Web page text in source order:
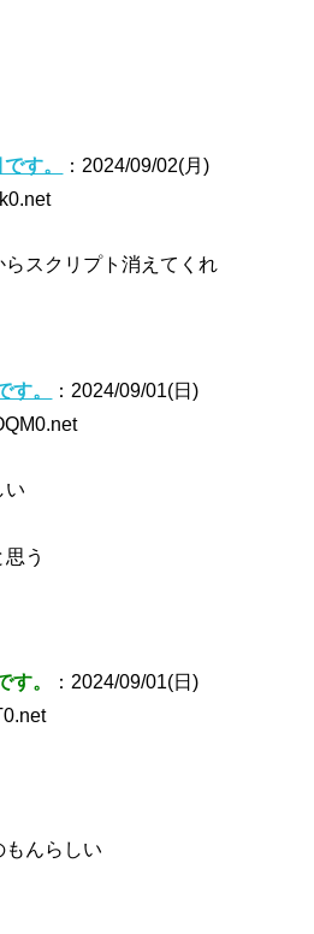
す。
：2024/09/02(月)
スクリプト消えてくれ
す。
：2024/09/01(日)
い
う
す。
：2024/09/01(日)
もんらしい